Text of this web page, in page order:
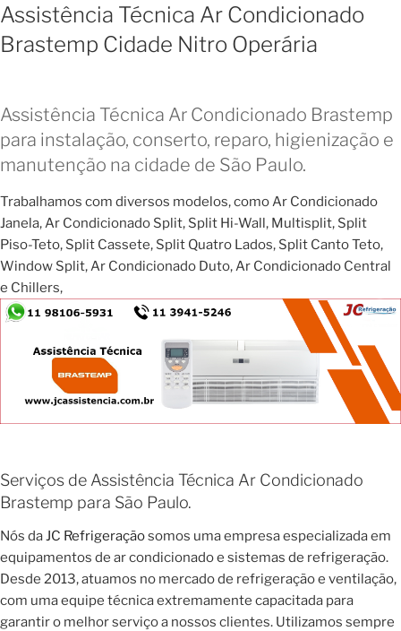
Assistência Técnica Ar Condicionado
Brastemp Cidade Nitro Operária
Assistência Técnica Ar Condicionado Brastemp
para instalação, conserto, reparo, higienização e
manutenção na cidade de São Paulo.
Trabalhamos com diversos modelos, como Ar Condicionado
Janela, Ar Condicionado Split, Split Hi-Wall, Multisplit, Split
Piso-Teto, Split Cassete, Split Quatro Lados, Split Canto Teto,
Window Split, Ar Condicionado Duto, Ar Condicionado Central
e Chillers,
Serviços de Assistência Técnica Ar Condicionado
Brastemp para São Paulo.
Nós daJC Refrigeraçãosomos uma empresa especializada em
equipamentos de ar condicionado e sistemas de refrigeração.
Desde 2013, atuamos no mercado de refrigeração e ventilação,
com uma equipe técnica extremamente capacitada para
garantir o melhor serviço a nossos clientes. Utilizamos sempre